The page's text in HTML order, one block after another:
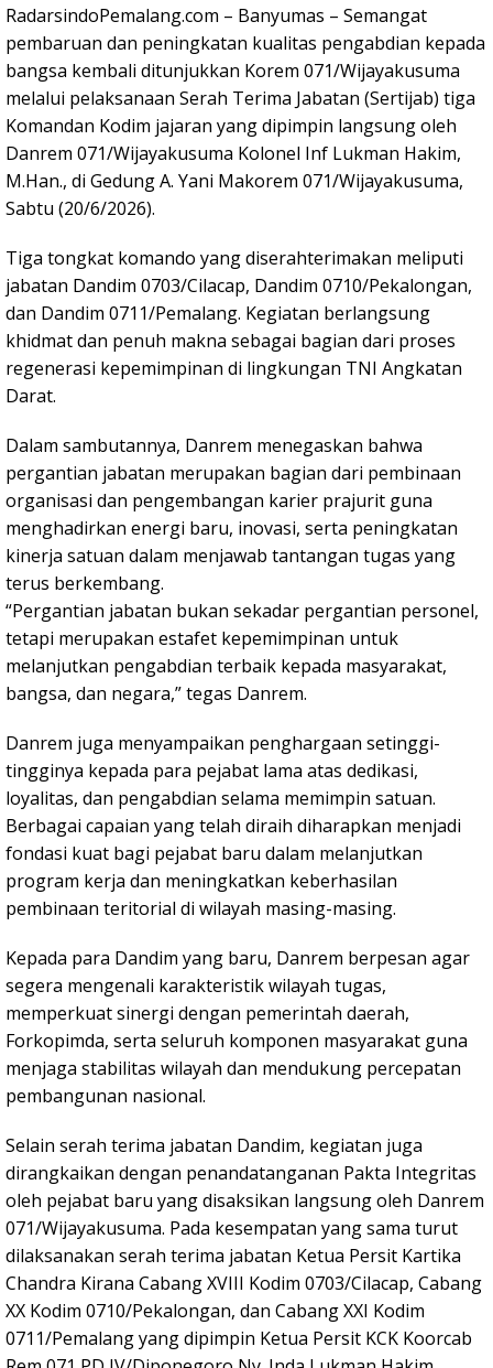
RadarsindoPemalang.com – Banyumas – Semangat
pembaruan dan peningkatan kualitas pengabdian kepada
bangsa kembali ditunjukkan Korem 071/Wijayakusuma
melalui pelaksanaan Serah Terima Jabatan (Sertijab) tiga
Komandan Kodim jajaran yang dipimpin langsung oleh
Danrem 071/Wijayakusuma Kolonel Inf Lukman Hakim,
M.Han., di Gedung A. Yani Makorem 071/Wijayakusuma,
Sabtu (20/6/2026).
Tiga tongkat komando yang diserahterimakan meliputi
jabatan Dandim 0703/Cilacap, Dandim 0710/Pekalongan,
dan Dandim 0711/Pemalang. Kegiatan berlangsung
khidmat dan penuh makna sebagai bagian dari proses
regenerasi kepemimpinan di lingkungan TNI Angkatan
Darat.
Dalam sambutannya, Danrem menegaskan bahwa
pergantian jabatan merupakan bagian dari pembinaan
organisasi dan pengembangan karier prajurit guna
menghadirkan energi baru, inovasi, serta peningkatan
kinerja satuan dalam menjawab tantangan tugas yang
terus berkembang.
“Pergantian jabatan bukan sekadar pergantian personel,
tetapi merupakan estafet kepemimpinan untuk
melanjutkan pengabdian terbaik kepada masyarakat,
bangsa, dan negara,” tegas Danrem.
Danrem juga menyampaikan penghargaan setinggi-
tingginya kepada para pejabat lama atas dedikasi,
loyalitas, dan pengabdian selama memimpin satuan.
Berbagai capaian yang telah diraih diharapkan menjadi
fondasi kuat bagi pejabat baru dalam melanjutkan
program kerja dan meningkatkan keberhasilan
pembinaan teritorial di wilayah masing-masing.
Kepada para Dandim yang baru, Danrem berpesan agar
segera mengenali karakteristik wilayah tugas,
memperkuat sinergi dengan pemerintah daerah,
Forkopimda, serta seluruh komponen masyarakat guna
menjaga stabilitas wilayah dan mendukung percepatan
pembangunan nasional.
Selain serah terima jabatan Dandim, kegiatan juga
dirangkaikan dengan penandatanganan Pakta Integritas
oleh pejabat baru yang disaksikan langsung oleh Danrem
071/Wijayakusuma. Pada kesempatan yang sama turut
dilaksanakan serah terima jabatan Ketua Persit Kartika
Chandra Kirana Cabang XVIII Kodim 0703/Cilacap, Cabang
XX Kodim 0710/Pekalongan, dan Cabang XXI Kodim
0711/Pemalang yang dipimpin Ketua Persit KCK Koorcab